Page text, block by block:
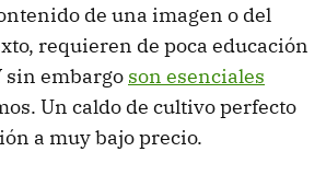
de una imagen o del
requieren de poca educación
sin embargo son esenciales
Un caldo de cultivo perfecto
a muy bajo precio.